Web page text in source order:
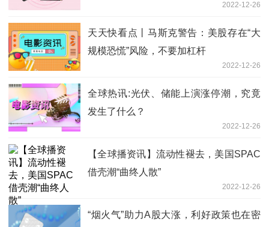
2022-12-26
天天快看点丨马斯克警告：美股存在“大
规模恐慌”风险，不要加杠杆
2022-12-26
全球热讯:光伏、储能上演涨停潮，究竟
发生了什么？
2022-12-26
【全球播资讯】流动性褪去，美国SPAC
借壳潮“曲终人散”
2022-12-26
“烟火气”助力A股大涨，利好政策也在密